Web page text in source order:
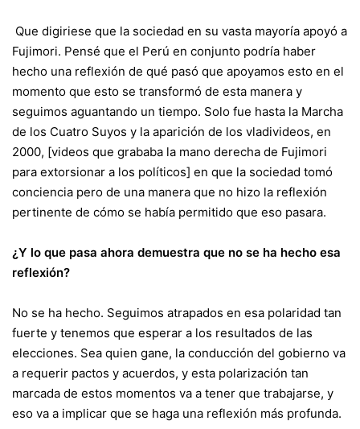
Que digiriese que la sociedad en su vasta mayoría apoyó a
Fujimori. Pensé que el Perú en conjunto podría haber
hecho una reflexión de qué pasó que apoyamos esto en el
momento que esto se transformó de esta manera y
seguimos aguantando un tiempo. Solo fue hasta la Marcha
de los Cuatro Suyos y la aparición de los vladivideos, en
2000, [videos que grababa la mano derecha de Fujimori
para extorsionar a los políticos] en que la sociedad tomó
conciencia pero de una manera que no hizo la reflexión
pertinente de cómo se había permitido que eso pasara.
¿Y lo que pasa ahora demuestra que no se ha hecho esa
reflexión?
No se ha hecho. Seguimos atrapados en esa polaridad tan
fuerte y tenemos que esperar a los resultados de las
elecciones. Sea quien gane, la conducción del gobierno va
a requerir pactos y acuerdos, y esta polarización tan
marcada de estos momentos va a tener que trabajarse, y
eso va a implicar que se haga una reflexión más profunda.